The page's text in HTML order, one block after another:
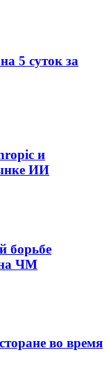
5 суток за
и
ИИ
борьбе
на ЧМ
во время